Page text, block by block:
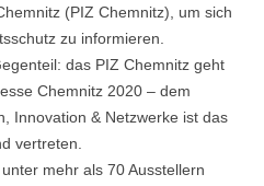
(PIZ Chemnitz), um sich
zu informieren.
das PIZ Chemnitz geht
Chemnitz 2020 – dem
Innovation & Netzwerke ist das
vertreten.
mehr als 70 Ausstellern